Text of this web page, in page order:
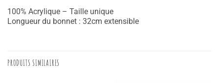
100% Acrylique – Taille unique
Longueur du bonnet : 32cm extensible
PRODUITS SIMILAIRES